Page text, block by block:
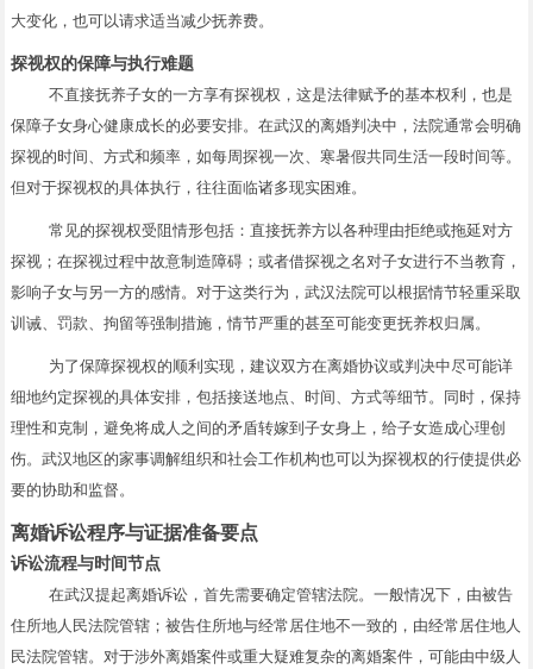
大变化，也可以请求适当减少抚养费。
探视权的保障与执行难题
不直接抚养子女的一方享有探视权，这是法律赋予的基本权利，也是
保障子女身心健康成长的必要安排。在武汉的离婚判决中，法院通常会明确
探视的时间、方式和频率，如每周探视一次、寒暑假共同生活一段时间等。
但对于探视权的具体执行，往往面临诸多现实困难。
常见的探视权受阻情形包括：直接抚养方以各种理由拒绝或拖延对方
探视；在探视过程中故意制造障碍；或者借探视之名对子女进行不当教育，
影响子女与另一方的感情。对于这类行为，武汉法院可以根据情节轻重采取
训诫、罚款、拘留等强制措施，情节严重的甚至可能变更抚养权归属。
为了保障探视权的顺利实现，建议双方在离婚协议或判决中尽可能详
细地约定探视的具体安排，包括接送地点、时间、方式等细节。同时，保持
理性和克制，避免将成人之间的矛盾转嫁到子女身上，给子女造成心理创
伤。武汉地区的家事调解组织和社会工作机构也可以为探视权的行使提供必
要的协助和监督。
离婚诉讼程序与证据准备要点
诉讼流程与时间节点
在武汉提起离婚诉讼，首先需要确定管辖法院。一般情况下，由被告
住所地人民法院管辖；被告住所地与经常居住地不一致的，由经常居住地人
民法院管辖。对于涉外离婚案件或重大疑难复杂的离婚案件，可能由中级人